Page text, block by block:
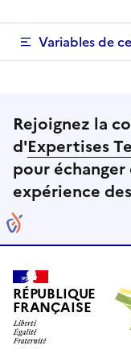
Variables de
Rejoignez la
d'Expertises
pour
expérience
RÉPUBLIQUE
FRANÇAISE